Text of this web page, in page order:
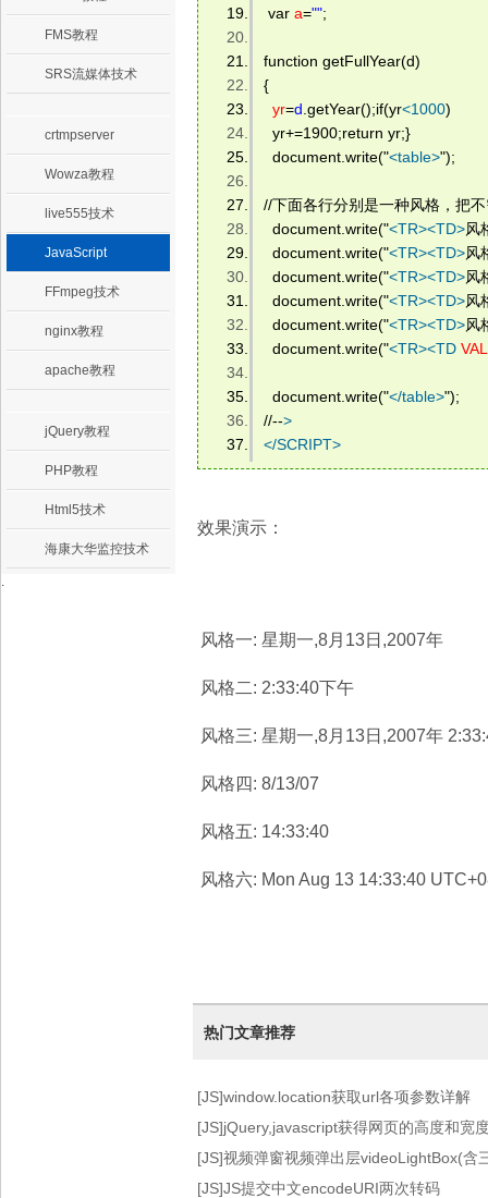
FMS教程
SRS流媒体技术
crtmpserver
Wowza教程
live555技术
JavaScript
FFmpeg技术
nginx教程
apache教程
jQuery教程
PHP教程
Html5技术
海康大华监控技术
.
var a="";
function getFullYear(d)
{
yr=d .getYear();if(yr<1000)
yr+=1900;return yr;}
document.write("<table>");
//下面各行分别是一种风格，把
document.write("<TR><TD>风
document.write("<TR><TD>风
document.write("<TR><TD>风
document.write("<TR><TD>风
document.write("<TR><TD>风
document.write("<TR><TD
document.write("</table>");
//-->
</SCRIPT>
效果演示：
风格一: 星期一,8月13日,2007年
风格二: 2:33:40下午
风格三: 星期一,8月13日,2007年
风格四: 8/13/07
风格五: 14:33:40
风格六: Mon Aug 13 14:33:40
热门文章推荐
[JS]window.location获取url各项参数详解
[JS]jQuery,javascript获得网页的高度和宽
[JS]视频弹窗视频弹出层videoLightBox(含
[JS]JS提交中文encodeURI两次转码